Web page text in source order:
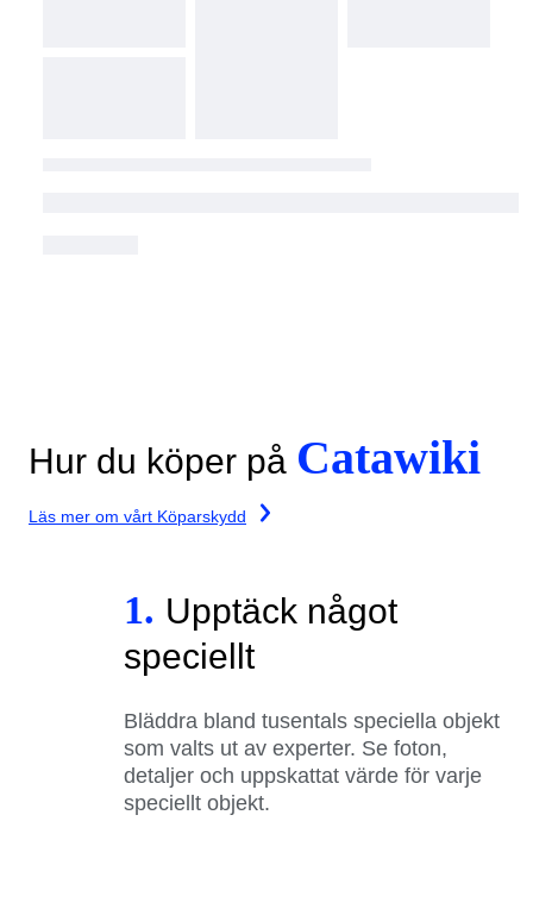
Hur du köper på Catawiki
Läs mer om vårt Köparskydd
1. Upptäck något
speciellt
Bläddra bland tusentals speciella objekt
som valts ut av experter. Se foton,
detaljer och uppskattat värde för varje
speciellt objekt.